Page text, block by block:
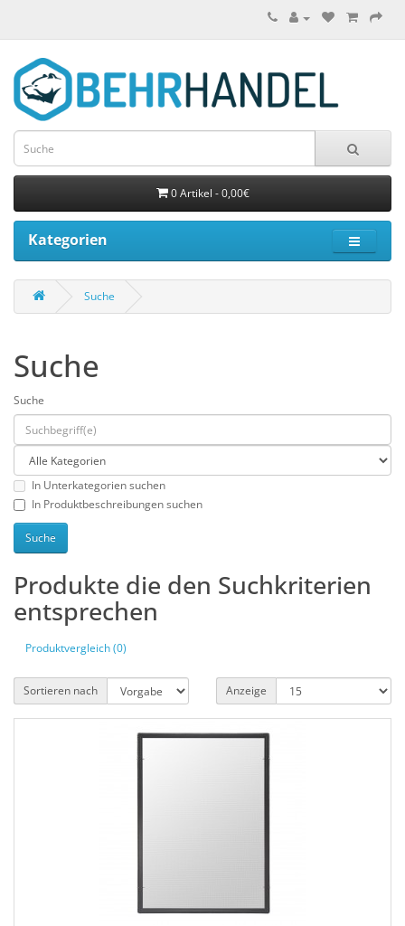
0 Artikel - 0,00€
Kategorien
Suche
Suche
Suche
In Unterkategorien suchen
In Produktbeschreibungen suchen
Produkte die den Suchkriterien
entsprechen
Produktvergleich (0)
Sortieren nach Anzeige